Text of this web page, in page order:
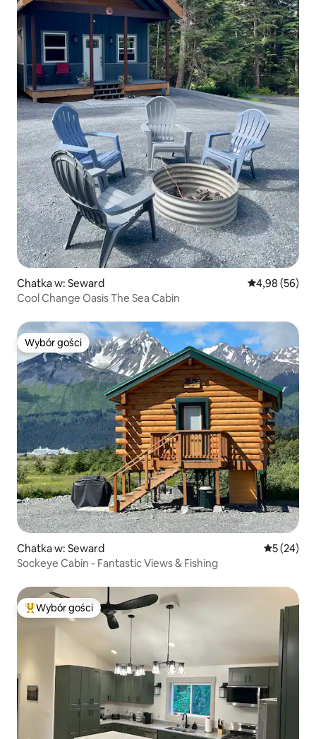
Chatka w: Seward Średnia
4,98 (56)
Cool Change Oasis The Sea Cabin
Wybór gości
Wybór gości
Chatka w: Seward Średnia
5 (24)
Sockeye Cabin - Fantastic Views & Fishing
Najpopularniejsze z kategorii Wybór gości
Wybór gości